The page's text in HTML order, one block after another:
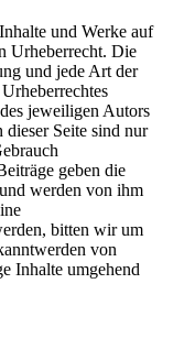
und Werke auf
Urheberrecht. Die
und jede Art der
jeweiligen Autors
Seite sind nur
geben die
werden von ihm
bitten wir um
von
Inhalte umgehend